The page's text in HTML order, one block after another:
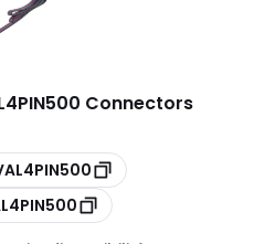
Connectors